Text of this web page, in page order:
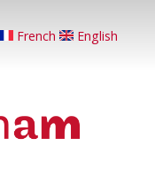
French English